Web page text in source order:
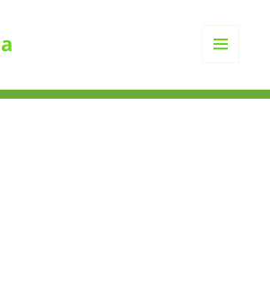
WIDGETS